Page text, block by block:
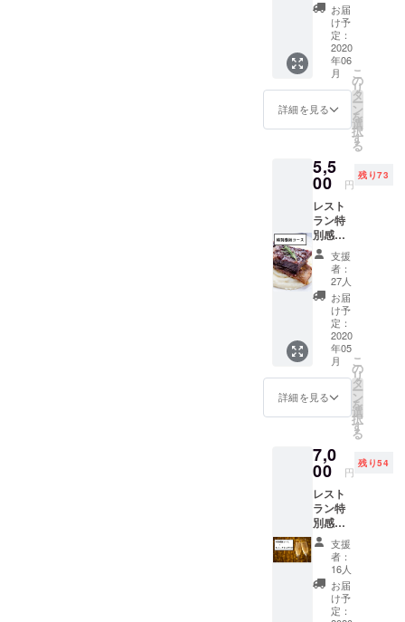
セージ
が不要
な方は
備考欄
に不要
とご記
入くだ
さい。
リブの
ブレゼ
（スペ
アリブ
を極限
まで柔
らかく
煮込ん
だも
の）を
へお届
けしま
す。 柔
らかく
煮込ん
でいる
ので、
骨から
お肉が
ホロホ
ロと簡
単に取
れるの
でナイ
フがい
りませ
ん。店
れる方
がほと
んどで
す。 特
製のワ
インと
香味野
菜を煮
込んだ
ソース
で旨味
たっぷ
お届
け予
定：
2020
年06
月
詳細を見る
こ
の
リ
タ
ー
ン
を
選
択
す
る
5,5
00 円
残り73
レスト
ラン特
別感謝
コー
ス
7800円
→5500
円（税
別）/お
1人様分
レスト
ラン再
開時に
ご利用
いただ
ける
料理チ
ケット
です。
通常の
コース
をアレ
ンジ
し、
ヴィ
ヴァッ
カスの
自慢の
支援
者：
27人
お届
け予
定：
2020
年05
月
詳細を見る
こ
の
リ
タ
ー
ン
を
選
択
す
る
7,0
00 円
残り54
レスト
ラン特
別感謝
コース
スパー
クリン
グ付
き
9400円
支援
者：
16人
お届
け予
定：